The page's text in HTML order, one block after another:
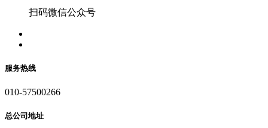
扫码微信公众号
服务热线
010-57500266
总公司地址